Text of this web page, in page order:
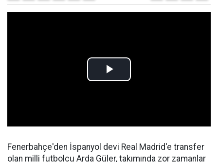
Fenerbahçe'den İspanyol devi Real Madrid'e transfer
olan milli futbolcu Arda Güler, takımında zor zamanlar